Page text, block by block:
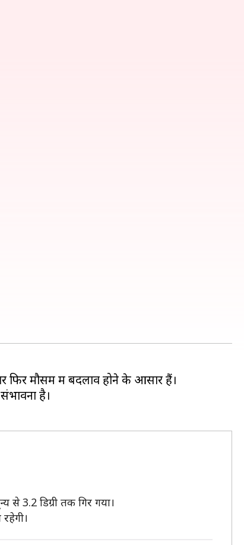
फिर मौसम में बदलाव होने के आसार हैं।
है।
से 3.2 डिग्री तक गिर गया।